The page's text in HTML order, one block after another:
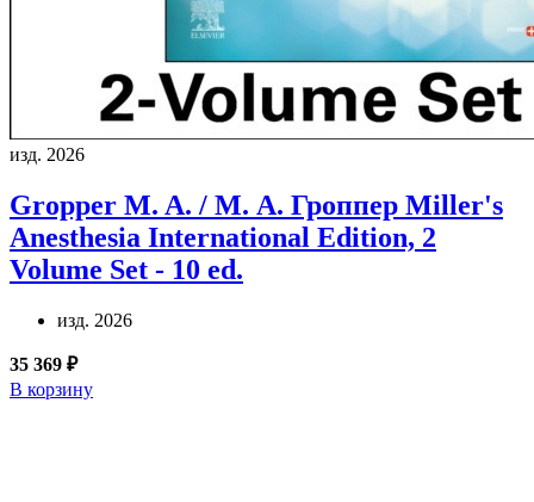
изд. 2026
Gropper M. A. / М. А. Гроппер Miller's
Anesthesia International Edition, 2
Volume Set - 10 ed.
изд. 2026
35 369 ₽
В корзину